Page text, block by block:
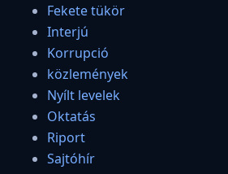
Fekete tükör
Interjú
Korrupció
közlemények
Nyílt levelek
Oktatás
Riport
Sajtóhír